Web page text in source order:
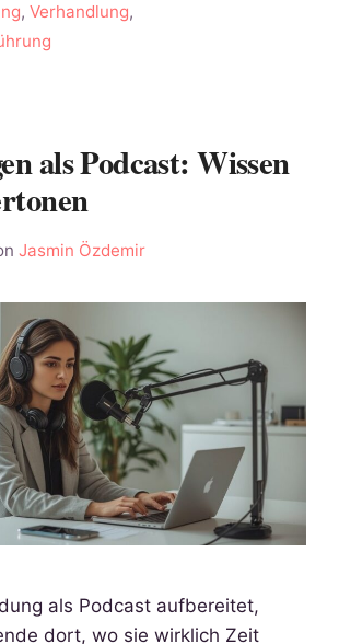
, Verhandlung,
als Podcast: Wissen
Jasmin Özdemir
als Podcast aufbereitet,
dort, wo sie wirklich Zeit